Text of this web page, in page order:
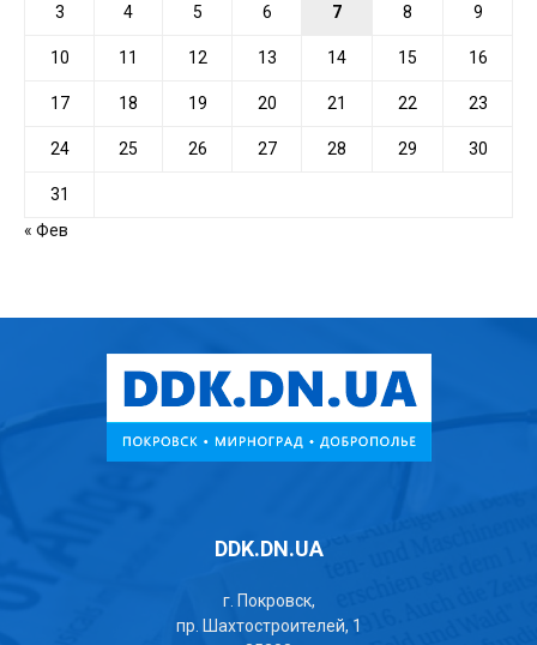
3 4 5 6 7 8 9
10 11 12 13 14 15 16
17 18 19 20 21 22 23
24 25 26 27 28 29 30
31
« Фев
DDK.DN.UA
г. Покровск,
пр. Шахтостроителей, 1